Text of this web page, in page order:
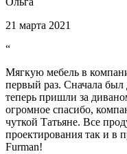
21 марта 2021
“
Мягкую мебель в
первый раз. Сначала
теперь пришли за
огромное спасибо,
чуткой Татьяне. Все
проектирования так и в
Furman!